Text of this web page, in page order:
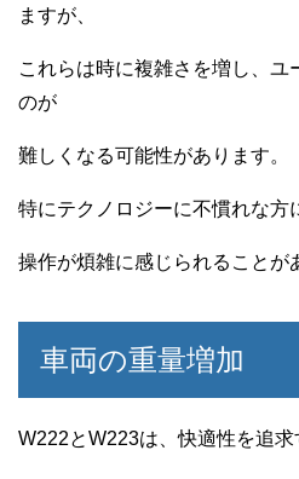
ますが、
これらは時に複雑さを増し、ユ
のが
難しくなる可能性があります。
特にテクノロジーに不慣れな方
操作が煩雑に感じられることが
車両の重量増加
W222とW223は、快適性を追求